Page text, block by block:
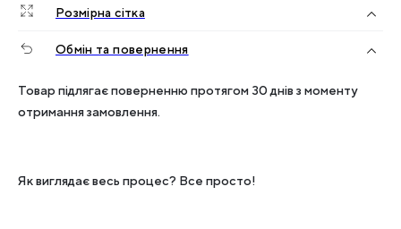
Розмірна сітка
Обмін та повернення
Товар підлягає поверненню протягом 30 днів з моменту
отримання замовлення.
Як виглядає весь процес? Все просто!